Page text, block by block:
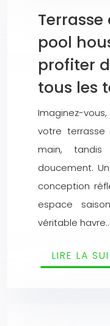
pool
profiter
tous les
Imaginez-
votre
main,
doucement.
conception
espace
véritable havre…
LIRE LA